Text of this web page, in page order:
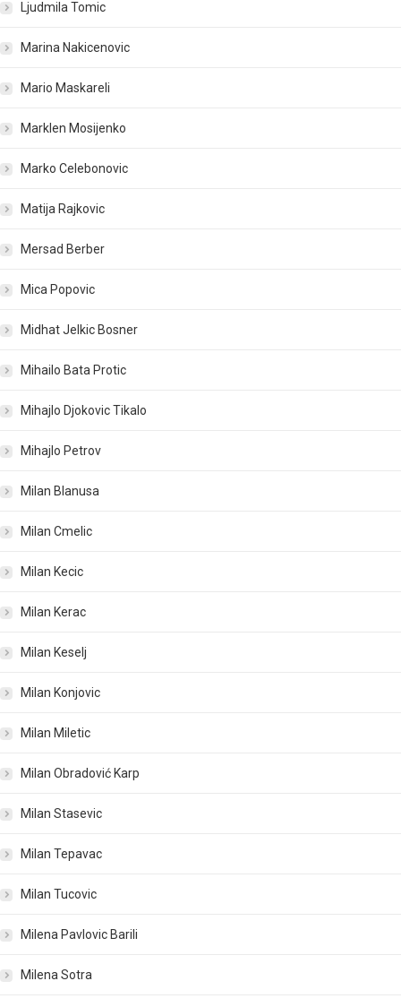
Ljudmila Tomic
Marina Nakicenovic
Mario Maskareli
Marklen Mosijenko
Marko Celebonovic
Matija Rajkovic
Mersad Berber
Mica Popovic
Midhat Jelkic Bosner
Mihailo Bata Protic
Mihajlo Djokovic Tikalo
Mihajlo Petrov
Milan Blanusa
Milan Cmelic
Milan Kecic
Milan Kerac
Milan Keselj
Milan Konjovic
Milan Miletic
Milan Obradović Karp
Milan Stasevic
Milan Tepavac
Milan Tucovic
Milena Pavlovic Barili
Milena Sotra